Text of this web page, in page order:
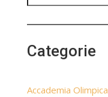
Categorie
Accademia Olimpica